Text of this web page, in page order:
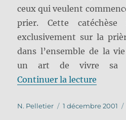
ceux qui veulent
prier. Cette catéchèse
exclusivement sur la
dans l’ensemble de la
un art de vivre sa
Continuer la lecture
Auteur
N. Pelletier
Publié
1 décembre 2001